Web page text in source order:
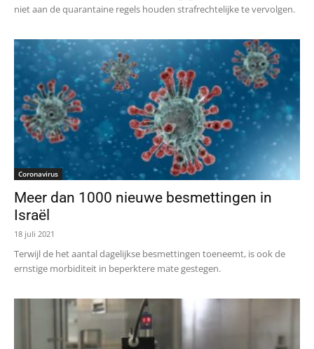
niet aan de quarantaine regels houden strafrechtelijke te vervolgen.
Coronavirus
Meer dan 1000 nieuwe besmettingen in
Israël
18 juli 2021
Terwijl de het aantal dagelijkse besmettingen toeneemt, is ook de
ernstige morbiditeit in beperktere mate gestegen.